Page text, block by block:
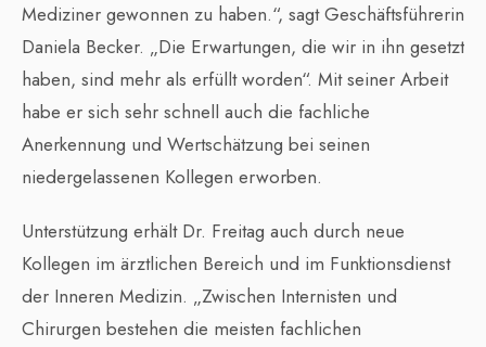
Mediziner gewonnen zu haben.“, sagt Geschäftsführerin
Daniela Becker. „Die Erwartungen, die wir in ihn gesetzt
haben, sind mehr als erfüllt worden“. Mit seiner Arbeit
habe er sich sehr schnell auch die fachliche
Anerkennung und Wertschätzung bei seinen
niedergelassenen Kollegen erworben.
Unterstützung erhält Dr. Freitag auch durch neue
Kollegen im ärztlichen Bereich und im Funktionsdienst
der Inneren Medizin. „Zwischen Internisten und
Chirurgen bestehen die meisten fachlichen